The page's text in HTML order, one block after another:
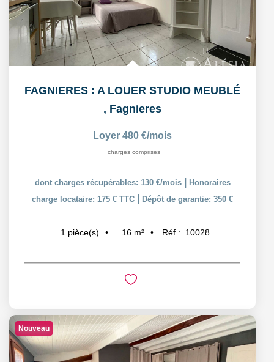
FAGNIERES : A LOUER STUDIO MEUBLÉ
, Fagnieres
Loyer 480 €/mois
charges comprises
dont charges récupérables: 130 €/mois
Honoraires
charge locataire: 175 € TTC
Dépôt de garantie: 350 €
1 pièce(s) 16 m² Réf : 10028
Nouveau